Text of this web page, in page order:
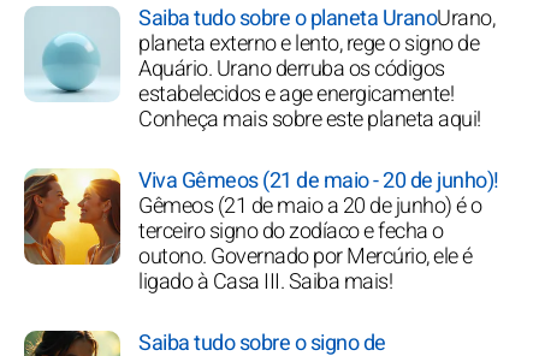
Saiba tudo sobre o planeta UranoUrano,
planeta externo e lento, rege o signo de
Aquário. Urano derruba os códigos
estabelecidos e age energicamente!
Conheça mais sobre este planeta aqui!
Viva Gêmeos (21 de maio - 20 de junho)!
Gêmeos (21 de maio a 20 de junho) é o
terceiro signo do zodíaco e fecha o
outono. Governado por Mercúrio, ele é
ligado à Casa III. Saiba mais!
Saiba tudo sobre o signo de